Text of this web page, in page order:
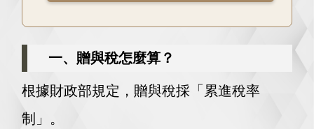
一、贈與稅怎麼算？
根據財政部規定，贈與稅採「累進稅率
制」。